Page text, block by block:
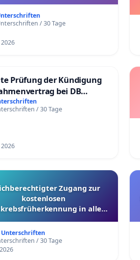
/ 30 Tage
2026
Prüfung der Kündigung
bei DB
Gmbh
/ 30 Tage
2026
Zugang zur
kostenlosen
in allen
Unterschriften
/ 30 Tage